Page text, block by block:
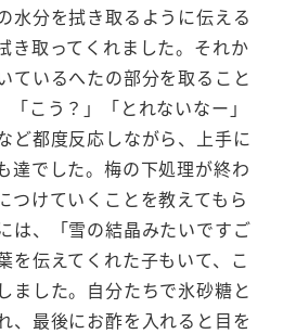
水分を拭き取るように伝える
き取ってくれました。それか
ているへたの部分を取ること
「こう？」「とれないなー」
ど都度反応しながら、上手に
達でした。梅の下処理が終わ
つけていくことを教えてもら
は、「雪の結晶みたいですご
を伝えてくれた子もいて、こ
ました。自分たちで氷砂糖と
、最後にお酢を入れると目を